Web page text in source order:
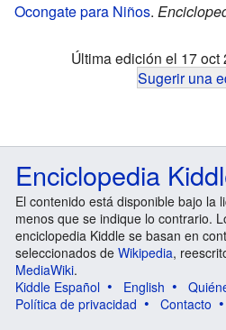
Ocongate para Niños.
Última edición el 17 oct
Sugerir una
Enciclopedia
El contenido está disponible bajo la
menos que se indique lo contrario.
enciclopedia Kiddle se basan en
seleccionados de Wikipedia,
MediaWiki.
Kiddle Español
English
Política de privacidad
Contacto